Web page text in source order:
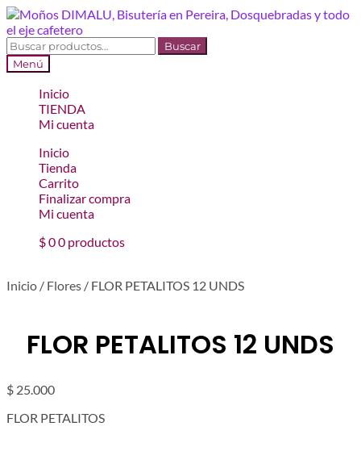
Ir
a
la
navegación
Ir
al
contenido
Buscar
por:
Buscar
Menú
Inicio
TIENDA
Mi cuenta
Inicio
Tienda
Carrito
Finalizar compra
Mi cuenta
$00 productos
Inicio / Flores / FLOR PETALITOS 12 UNDS
FLOR PETALITOS 12 UNDS
$ 25.000
FLOR PETALITOS